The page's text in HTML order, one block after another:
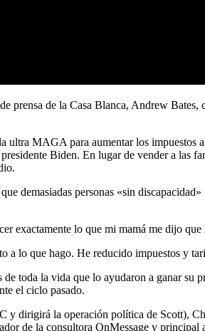
prensa de la Casa Blanca, Andrew
ultra MAGA para aumentar los
Biden. En lugar de vender a las
demasiadas personas «sin
exactamente lo que mi mamá me dijo
a lo que hago. He reducido impuestos y
toda la vida que lo ayudaron a ganar
el ciclo pasado.
dirigirá la operación política de Scott),
de la consultora OnMessage y